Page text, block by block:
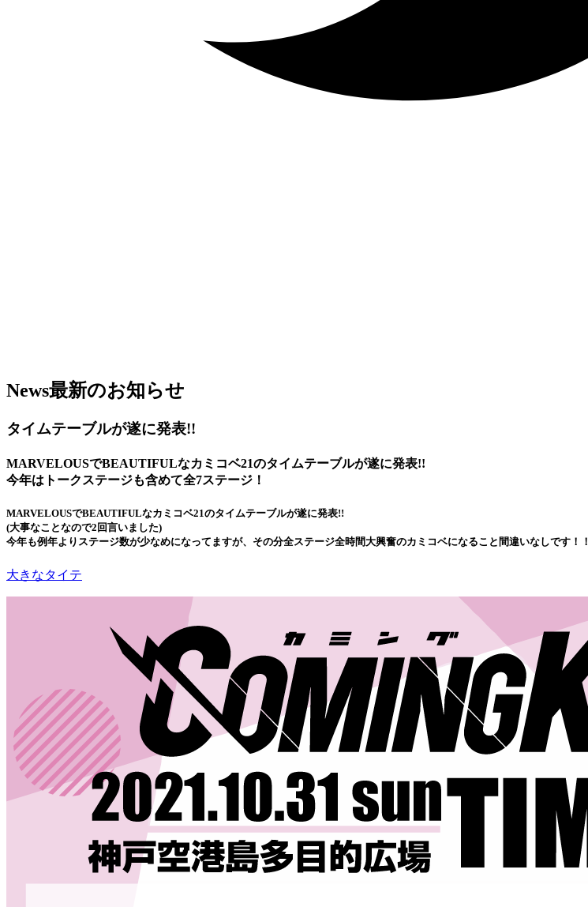
News最新のお知らせ
タイムテーブルが遂に発表!!
MARVELOUSでBEAUTIFULなカミコベ21のタイムテーブルが遂に発表!!
今年はトークステージも含めて全7ステージ！
MARVELOUSでBEAUTIFULなカミコベ21のタイムテーブルが遂に発表!!
(大事なことなので2回言いました)
今年も例年よりステージ数が少なめになってますが、その分全ステージ全時間大興奮のカミコベになること間違いなしです！！
大きなタイテ